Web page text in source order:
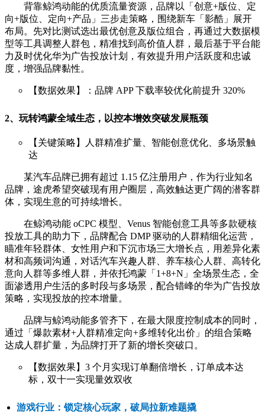
背靠鲸鸿动能的优质流量资源，品牌以「创意+版位、定
向+版位、定向+产品」三步走策略，围绕新车「影酷」展开
布局。先对比测试选出最优创意及版位组合，再通过大数据模
型等工具调整人群包，精准找到高价值人群，最后基于平台能
力及时优化华为广告投放计划，有效提升用户活跃度和忠诚
度，增强品牌黏性。
【数据效果】：品牌 APP 下载率较优化前提升 320%
2、 玩转鸿蒙全域生态，以控本增效突破发展瓶颈
【关键策略】人群精准扩量、智能创意优化、多场景触
达
某汽车品牌已拥有超过 1.15 亿注册用户，作为行业知名
品牌，途虎希望突破现有用户圈层，高效触达更广阔的潜客群
体，实现生意的可持续增长。
在鲸鸿动能 oCPC 模型、Venus 智能创意工具等多款硬核
投放工具的助力下，品牌配合 DMP 驱动的人群精细化运营，
瞄准年轻群体、女性用户和下沉市场三大增长点，用差异化素
材和高频词沟通，对话汽车兴趣人群、养车核心人群、高转化
意向人群等多维人群，并依托鸿蒙「1+8+N」全场景生态，全
面渗透用户生活的多时段与多场景，配合错峰的华为广告投放
策略，实现投放的控本增量。
品牌与鲸鸿动能多管齐下，在最大限度控制成本的同时，
通过「爆款素材+人群精准定向+多维转化出价」的组合策略
达成人群扩量，为品牌打开了新的增长突破口。
【数据效果】3 个月实现订单翻倍增长，订单成本达
标，双十一实现量效双收
游戏行业：锁定核心玩家，破局拉新难题撬